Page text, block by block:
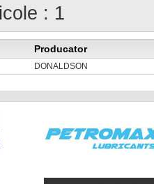
: 1
Producator
DONALDSON